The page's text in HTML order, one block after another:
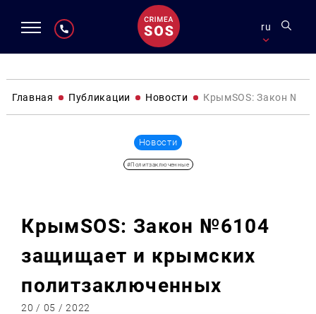
ru
Главная Публикации Новости КрымSOS: Закон
Новости
#Политзаключенные
КрымSOS: Закон №6104
защищает и крымских
политзаключенных
20 / 05 / 2022